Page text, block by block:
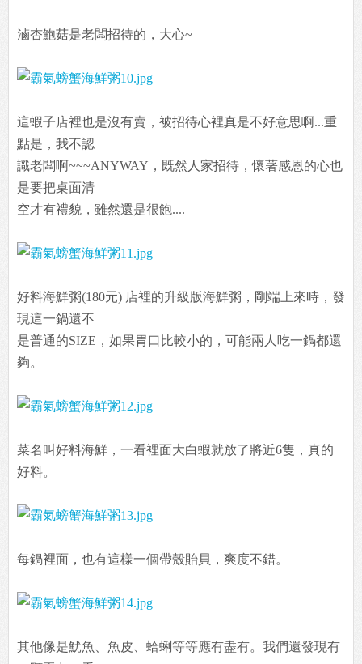
滷杏鮑菇是老闆招待的，大心~
這蝦子店裡也是沒有賣，被招待心裡真是不好意思啊...重
點是，我不認
識老闆啊~~~ANYWAY，既然人家招待，懷著感恩的心也
是要把桌面清
空才有禮貌，雖然還是很飽....
好料海鮮粥(180元) 店裡的升級版海鮮粥，剛端上來時，發
現這一鍋還不
是普通的SIZE，如果胃口比較小的，可能兩人吃一鍋都還
夠。
菜名叫好料海鮮，一看裡面大白蝦就放了將近6隻，真的
好料。
每鍋裡面，也有這樣一個帶殼貽貝，爽度不錯。
其他像是魷魚、魚皮、蛤蜊等等應有盡有。我們還發現有